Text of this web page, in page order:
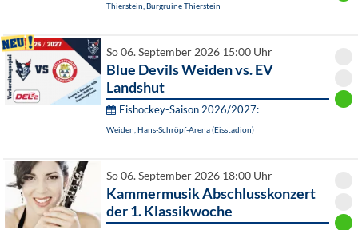
Thierstein, Burgruine Thierstein
So 06. September 2026 15:00 Uhr
Blue Devils Weiden vs. EV
Landshut
Eishockey-Saison 2026/2027:
Weiden, Hans-Schröpf-Arena (Eisstadion)
So 06. September 2026 18:00 Uhr
Kammermusik Abschlusskonzert
der 1. Klassikwoche